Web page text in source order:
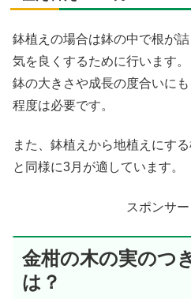
鉢植えの場合は鉢の中で根が
気を良くするために行います。
鉢の大きさや成長の度合いに
程度は必要です。
また、鉢植えから地植えにす
と同様に3月が適しています。
スポンサ
金柑の木の実のつ
は？